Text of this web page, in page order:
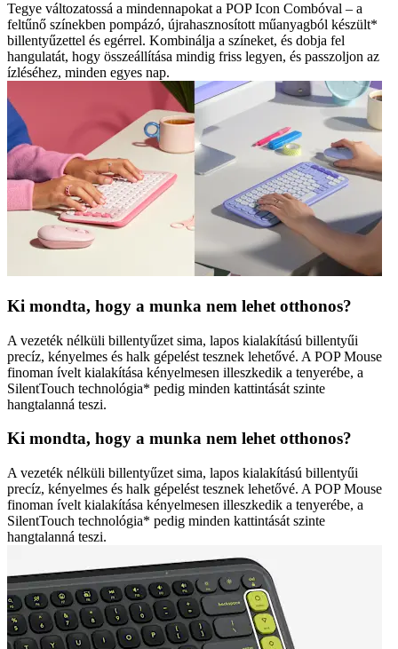
Tegye változatossá a mindennapokat a POP Icon Combóval – a
feltűnő színekben pompázó, újrahasznosított műanyagból készült*
billentyűzettel és egérrel. Kombinálja a színeket, és dobja fel
hangulatát, hogy összeállítása mindig friss legyen, és passzoljon az
ízléséhez, minden egyes nap.
Ki mondta, hogy a munka nem lehet otthonos?
A vezeték nélküli billentyűzet sima, lapos kialakítású billentyűi
precíz, kényelmes és halk gépelést tesznek lehetővé. A POP Mouse
finoman ívelt kialakítása kényelmesen illeszkedik a tenyerébe, a
SilentTouch technológia* pedig minden kattintását szinte
hangtalanná teszi.
Ki mondta, hogy a munka nem lehet otthonos?
A vezeték nélküli billentyűzet sima, lapos kialakítású billentyűi
precíz, kényelmes és halk gépelést tesznek lehetővé. A POP Mouse
finoman ívelt kialakítása kényelmesen illeszkedik a tenyerébe, a
SilentTouch technológia* pedig minden kattintását szinte
hangtalanná teszi.